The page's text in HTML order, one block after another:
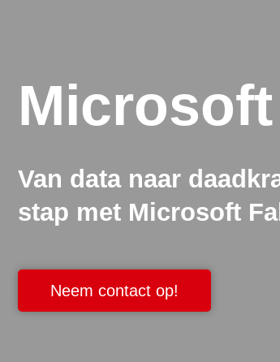
Van data naar
stap met Microsoft
Neem contact op!